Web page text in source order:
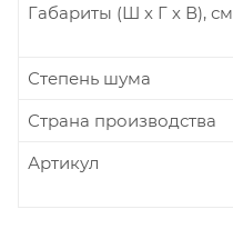
Габариты (Ш х Г х В), см
Степень шума
Страна производства
Артикул